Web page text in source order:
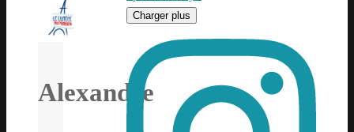
Alexandre
Charger plus